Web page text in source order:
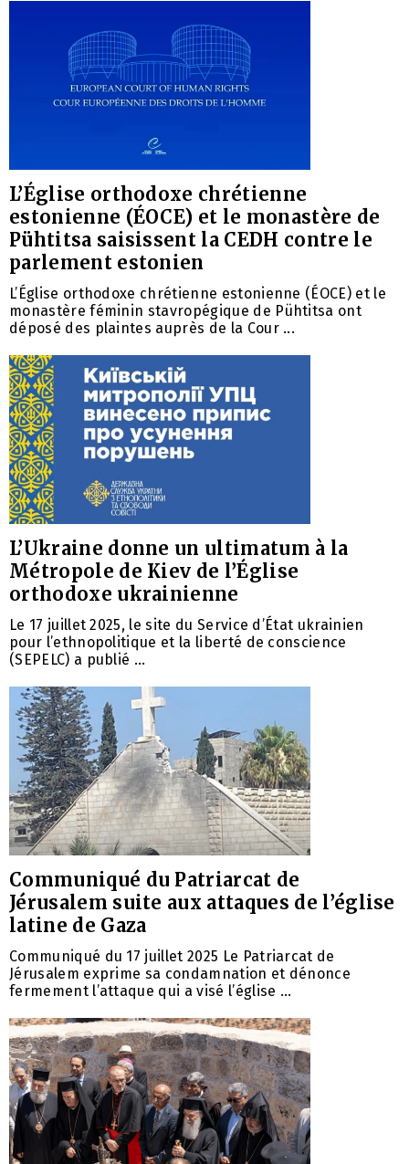
L’Église orthodoxe chrétienne
estonienne (ÉOCE) et le monastère de
Pühtitsa saisissent la CEDH contre le
parlement estonien
L’Église orthodoxe chrétienne estonienne (ÉOCE) et le
monastère féminin stavropégique de Pühtitsa ont
déposé des plaintes auprès de la Cour ...
L’Ukraine donne un ultimatum à la
Métropole de Kiev de l’Église
orthodoxe ukrainienne
Le 17 juillet 2025, le site du Service d’État ukrainien
pour l’ethnopolitique et la liberté de conscience
(SEPELC) a publié ...
Communiqué du Patriarcat de
Jérusalem suite aux attaques de l’église
latine de Gaza
Communiqué du 17 juillet 2025 Le Patriarcat de
Jérusalem exprime sa condamnation et dénonce
fermement l’attaque qui a visé l’église ...